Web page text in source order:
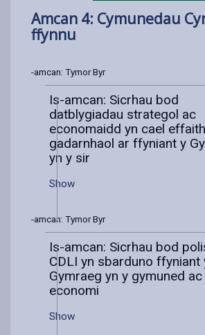
Amcan 4: Cymunedau
ffynnu
Is-amcan: Tymor Byr
Is-amcan: Sicrhau bod
datblygiadau strategol ac
economaidd yn cael effaith
gadarnhaol ar ffyniant y
yn y sir
Show
Is-amcan: Tymor Byr
Is-amcan: Sicrhau bod
CDLI yn sbarduno ffyniant
Gymraeg yn y gymuned ac
economi
Show